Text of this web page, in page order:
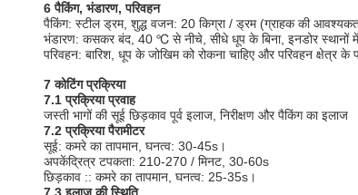
6 पैकिंग, भंडारण, परिवहन
पैकिंग: स्टील ड्रम, शुद्ध वजन: 20 किग्रा / ड्रम (ग्राहक की
भंडारण: कसकर बंद, 40 ℃ से नीचे, सीधे धूप के बिना, इनडोर स्थानों
परिवहन: बारिश, धूप के जोखिम को रोकना चाहिए और परिवहन क्षेत्र के
7 कोटिंग प्रक्रिया
7.1 प्रक्रिया प्रवाह
जस्ती भागों की सूई छिड़काव पूर्व इलाज, निरीक्षण और पैकिंग का इलाज
7.2 प्रक्रिया पैरामीटर
सूई: कमरे का तापमान, घनत्व: 30-45s।
अपकेंद्रित्र टपकता: 210-270 / मिनट, 30-60s
छिड़काव :: कमरे का तापमान, घनत्व: 25-35s।